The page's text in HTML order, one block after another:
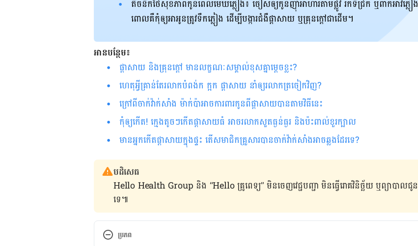
តិចនិកថែសុខភាពកូនពេល​មេឃ​ភ្លៀង៖ ចៀស​ឲ្យ​កូន​ញ៉ាំ​អាហារ​តាម​ផ្លូវ រក​ទី​ជ្រក ឬ​ពាក់​អាវ​ភ្លៀង
ពោល​គឺ​កុំ​ឲ្យ​អា​អូន​ត្រូវ​ទឹក​ភ្លៀង ដើម្បី​បង្ការ​ជំងឺ​ផ្ដាសាយ ឬ​គ្រុន​ក្ដៅ​ជាដើម។
អានបន្ថែម៖​
ផ្ដាសាយ និងគ្រុនក្ដៅ មានលក្ខណៈសម្គាល់ខុសគ្នាម្ដេចខ្លះ?
ហេតុអ្វីគ្រាន់តែរលាកបំពង់ក ក្អក ផ្ដាសាយ នាំឲ្យរលាកត្រចៀកវិញ?
ក្រៅពីចាក់វ៉ាក់សាំង ម៉ាក់ប៉ាអាចការពារកូនពីផ្ដាសាយបានតាមវិធីនេះ
កុំឲ្យកើត! ក្មេងតូចៗកើតផ្ដាសាយធំ អាចរលាកសួតធ្ងន់ធ្ងរ និងប៉ះពាល់ខួរក្បាល
មានអ្នកកើតផ្ដាសាយក្នុងផ្ទះ តើសមាជិកគ្រួសារបានចាក់វ៉ាក់សាំងអាចឆ្លងដែរទេ?
បដិសេធ
Hello Health Group និង “Hello គ្រូពេទ្យ” មិន​ចេញ​វេជ្ជបញ្ជា មិន​ធ្វើ​រោគវិនិច្ឆ័យ ឬ​ព្យាបាល​ជូន​
ទេ៕
ប្រភព